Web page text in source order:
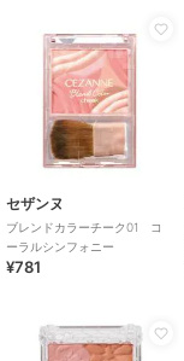
セザンヌ
ブレンドカラーチーク01 コ
ーラルシンフォニー
¥781